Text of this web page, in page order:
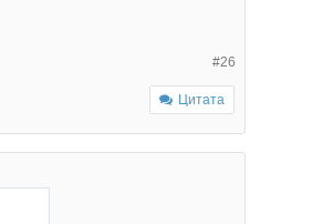
#26
Цитата